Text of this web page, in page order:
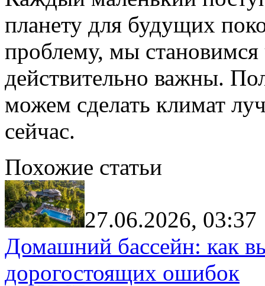
планету для будущих
проблему, мы
действительно важны.
можем сделать климат
сейчас.
Похожие статьи
27.06.2026, 03:37
Домашний бассейн: как
дорогостоящих ошибок